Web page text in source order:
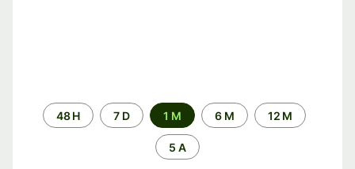
Periodo48 H 7 D 1 M 6 M 12 M
5 A